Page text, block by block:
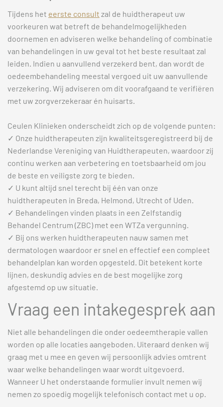
Tijdens het eerste consult zal de huidtherapeut uw
voorkeuren wat betreft de behandelmogelijkheden
doornemen en adviseren welke behandeling of combinatie
van behandelingen in uw geval tot het beste resultaat zal
leiden. Indien u aanvullend verzekerd bent, dan wordt de
oedeembehandeling meestal vergoed uit uw aanvullende
verzekering. Wij adviseren om dit voorafgaand te verifiëren
met uw zorgverzekeraar én huisarts.
Ceulen Klinieken onderscheidt zich op de volgende punten:
✓ Onze huidtherapeuten zijn kwaliteitsgeregistreerd bij de
Nederlandse Vereniging van Huidtherapeuten, waardoor zij
continu werken aan verbetering en toetsbaarheid om jou
de beste en veiligste zorg te bieden.
✓ U kunt altijd snel terecht bij één van onze
huidtherapeuten in Breda, Helmond, Utrecht of Uden.
✓ Behandelingen vinden plaats in een Zelfstandig
Behandel Centrum (ZBC) met een WTZa vergunning.
✓ Bij ons werken huidtherapeuten nauw samen met
dermatologen waardoor er snel en effectief een compleet
behandelplan kan worden opgesteld. Dit betekent korte
lijnen, deskundig advies en de best mogelijke zorg
afgestemd op uw situatie.
Vraag een intakegesprek aan
Niet alle behandelingen die onder oedeemtherapie vallen
worden op alle locaties aangeboden. Uiteraard denken wij
graag met u mee en geven wij persoonlijk advies omtrent
waar welke behandelingen waar wordt uitgevoerd.
Wanneer U het onderstaande formulier invult nemen wij
nemen zo spoedig mogelijk telefonisch contact met u op.